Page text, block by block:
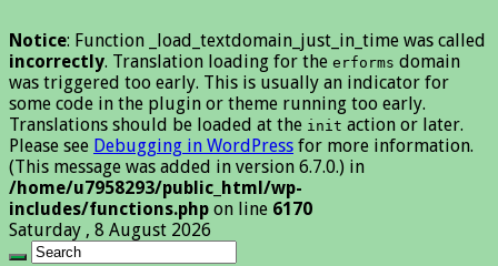
Notice: Function _load_textdomain_just_in_time was called
incorrectly. Translation loading for the erforms domain
was triggered too early. This is usually an indicator for
some code in the plugin or theme running too early.
Translations should be loaded at the init action or later.
Please see Debugging in WordPress for more information.
(This message was added in version 6.7.0.) in
/home/u7958293/public_html/wp-
includes/functions.php on line 6170
Saturday , 8 August 2026